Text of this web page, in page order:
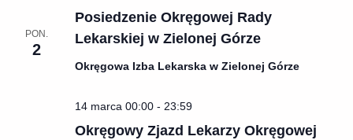
PON.
2
Posiedzenie Okręgowej Rady
Lekarskiej w Zielonej Górze
Okręgowa Izba Lekarska w Zielonej Górze
Okręgowy Zjazd Lekarzy Okręgowej
14 marca 00:00- 23:59